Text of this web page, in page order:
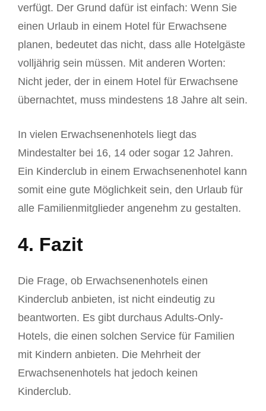
verfügt. Der Grund dafür ist einfach: Wenn Sie
einen Urlaub in einem Hotel für Erwachsene
planen, bedeutet das nicht, dass alle Hotelgäste
volljährig sein müssen. Mit anderen Worten:
Nicht jeder, der in einem Hotel für Erwachsene
übernachtet, muss mindestens 18 Jahre alt sein.
In vielen Erwachsenenhotels liegt das
Mindestalter bei 16, 14 oder sogar 12 Jahren.
Ein Kinderclub in einem Erwachsenenhotel kann
somit eine gute Möglichkeit sein, den Urlaub für
alle Familienmitglieder angenehm zu gestalten.
4. Fazit
Die Frage, ob Erwachsenenhotels einen
Kinderclub anbieten, ist nicht eindeutig zu
beantworten. Es gibt durchaus Adults-Only-
Hotels, die einen solchen Service für Familien
mit Kindern anbieten. Die Mehrheit der
Erwachsenenhotels hat jedoch keinen
Kinderclub.